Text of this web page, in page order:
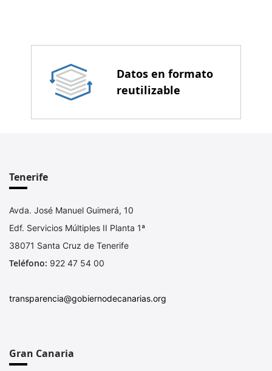
Datos en formato
reutilizable
Resoluciones expresas 2021
Resoluciones expresas 2020
Resoluciones expresas 2017
Tenerife
Avda. José Manuel Guimerá, 10
Edf. Servicios Múltiples II Planta 1ª
38071 Santa Cruz de Tenerife
Teléfono: 922 47 54 00
transparencia@gobiernodecanarias.org
Gran Canaria